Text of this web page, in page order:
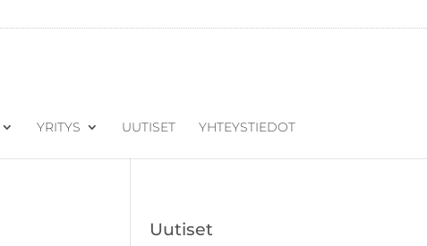
YRITYS UUTISET YHTEYSTIEDOT
Uutiset